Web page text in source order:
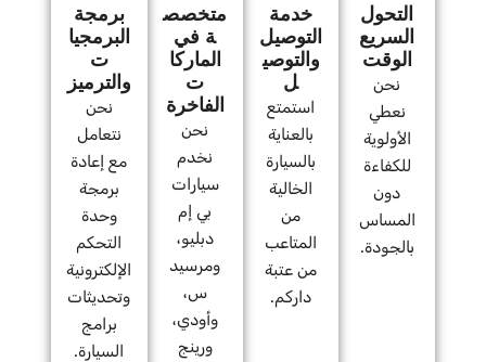
التحول
السريع
الوقت
نحن
نعطي
الأولوية
للكفاءة
دون
المساس
بالجودة.
خدمة
التوصيل
والتوصي
ل
استمتع
بالعناية
بالسيارة
الخالية
من
المتاعب
من عتبة
داركم.
متخصص
ة في
الماركا
ت
الفاخرة
نحن
نخدم
سيارات
بي إم
دبليو،
ومرسيد
س،
وأودي،
ورينج
برمجة
البرمجيا
ت
والترميز
نحن
نتعامل
مع إعادة
برمجة
وحدة
التحكم
الإلكترونية
وتحديثات
برامج
السيارة.